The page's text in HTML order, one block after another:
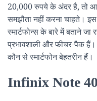
20,000 रुपये के अंदर है, तो
समझौता नहीं करना चाहते।
स्मार्टफोन्स के बारे में बताने
प्रभावशाली और फीचर-पैक
कौन से स्मार्टफोन बेहतरीन हैं।
Infinix Note